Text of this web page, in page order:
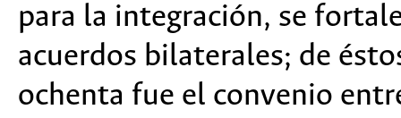
para la integración, se
acuerdos bilaterales; de
ochenta fue el convenio